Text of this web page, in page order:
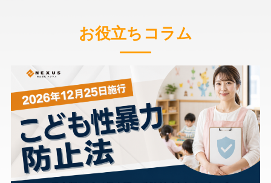
お役立ちコラム